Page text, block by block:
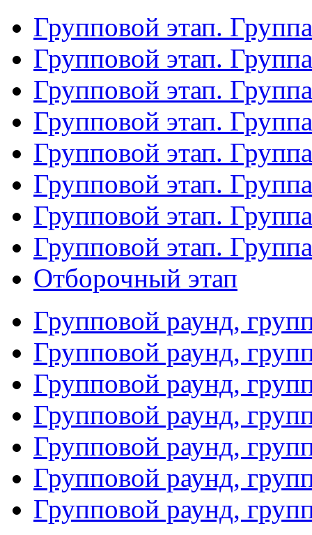
Групповой этап.
Групповой этап.
Групповой этап.
Групповой этап.
Групповой этап.
Групповой этап.
Групповой этап.
Групповой этап.
Отборочный этап
Групповой раунд,
Групповой раунд,
Групповой раунд,
Групповой раунд,
Групповой раунд,
Групповой раунд,
Групповой раунд,